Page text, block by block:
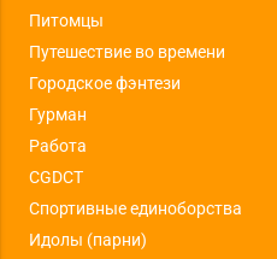
Питомцы
Путешествие во времени
Городское фэнтези
Гурман
Работа
CGDCT
Спортивные единоборства
Идолы (парни)